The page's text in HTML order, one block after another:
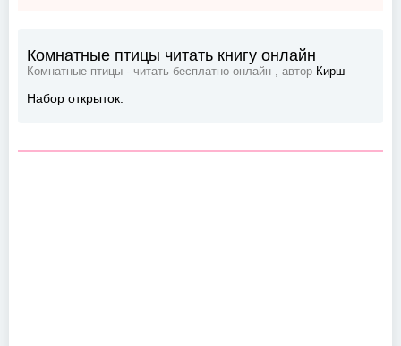
Комнатные птицы читать книгу онлайн
Комнатные птицы - читать бесплатно онлайн , автор Кирш
Набор открыток.